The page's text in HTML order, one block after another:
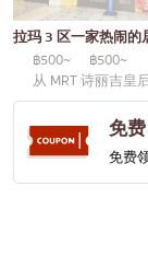
涮涮锅/寿喜
日式咖喱
日式烤鸡肉
荞麦面/乌冬
日本糖果
通罗
完全相同的
彭蓬
阿索克
阿里
KOL推荐的
拉玛 3 区一家热闹的
฿500~
฿500~
从 MRT 诗丽吉皇
免
免费